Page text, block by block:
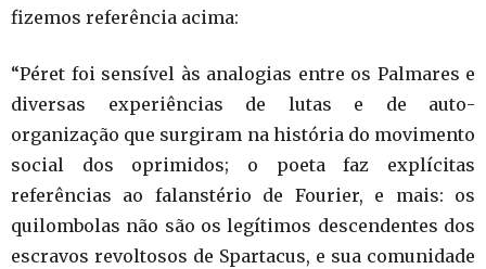
fizemos referência acima:
“Péret foi sensível às analogias entre os Palmares e
diversas experiências de lutas e de auto-
organização que surgiram na história do movimento
social dos oprimidos; o poeta faz explícitas
referências ao falanstério de Fourier, e mais: os
quilombolas não são os legítimos descendentes dos
escravos revoltosos de Spartacus, e sua comunidade